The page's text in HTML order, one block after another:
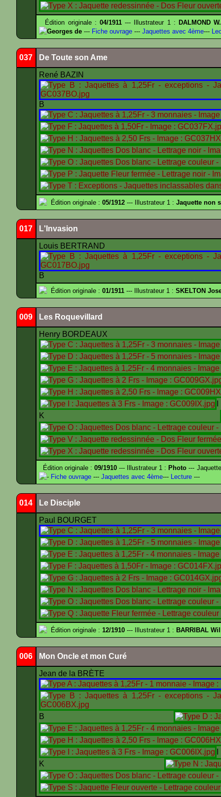
Édition originale :04/1911 --- Illustrateur 1 : DALMOND W.
Georges de --- Fiche ouvrage --- Jaquettes avec 4ème---
037 De Toute son Ame
René BAZIN
B
Édition originale : 05/1912 --- Illustrateur 1 : Jaquette non
017 L'Invasion
Louis BERTRAND
B
Édition originale : 01/1911 --- Illustrateur 1 : SKELTON
009 Les Roquevillard
Henry BORDEAUX
K
Édition originale :09/1910 --- Illustrateur 1 : Photo ---
- Fiche ouvrage --- Jaquettes avec 4ème--- Lecture ---
014 Le Disciple
Paul BOURGET
Édition originale : 12/1910 --- Illustrateur 1 : BARRIBAL
006 Mon Oncle et mon Curé
Jean de la BRÈTE
B
K